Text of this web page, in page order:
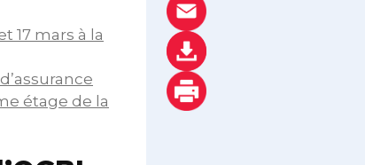
17 mars à la
étage de la